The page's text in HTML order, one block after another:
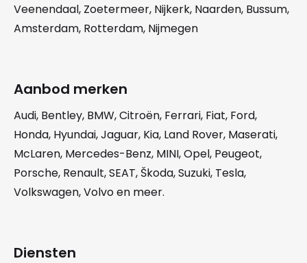
Veenendaal, Zoetermeer, Nijkerk, Naarden, Bussum,
Amsterdam, Rotterdam, Nijmegen
Aanbod merken
Audi, Bentley, BMW,Citroën, Ferrari, Fiat, Ford,
Honda, Hyundai,Jaguar, Kia, Land Rover, Maserati,
McLaren, Mercedes-Benz, MINI,Opel, Peugeot,
Porsche, Renault,SEAT, Škoda,Suzuki, Tesla,
Volkswagen,Volvoen meer.
Diensten